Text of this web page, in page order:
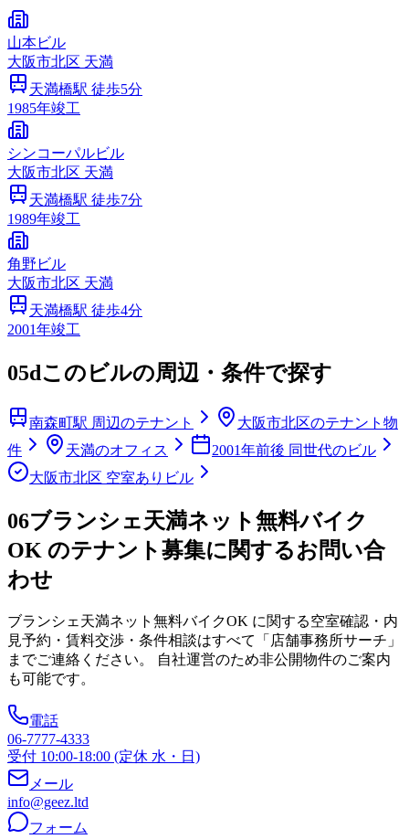
山本ビル
大阪市北区 天満
天満橋駅 徒歩5分
1985年竣工
シンコーパルビル
大阪市北区 天満
天満橋駅 徒歩7分
1989年竣工
角野ビル
大阪市北区 天満
天満橋駅 徒歩4分
2001年竣工
05dこのビルの周辺・条件で探す
南森町駅 周辺のテナント
大阪市北区のテナント物
件
天満のオフィス
2001年前後 同世代のビル
大阪市北区 空室ありビル
06ブランシェ天満ネット無料バイク
OK のテナント募集に関するお問い合
わせ
ブランシェ天満ネット無料バイクOK に関する空室確認・内
見予約・賃料交渉・条件相談はすべて「店舗事務所サーチ」
までご連絡ください。 自社運営のため非公開物件のご案内
も可能です。
電話
06-7777-4333
受付 10:00-18:00 (定休 水・日)
メール
info@geez.ltd
フォーム